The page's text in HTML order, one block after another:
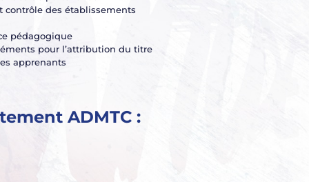
contrôle des établissements
pédagogique
pour l’attribution du titre
apprenants
ADMTC :